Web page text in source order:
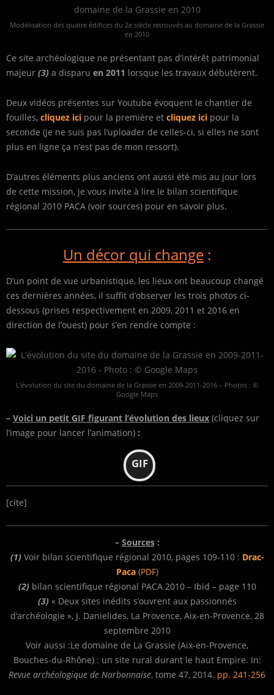
Modélisation des quatre édifices du 2e siècle retrouvés au domaine de la Grassie
en 2010
Ce site archéologique ne présentant pas d’intérêt patrimonial
majeur (3) a disparu en 2011 lorsque les travaux débutèrent.
Deux vidéos présentes sur Youtube évoquent le chantier de
fouilles, cliquez ici pour la première et cliquez ici pour la
seconde (je ne suis pas l’uploader de celles-ci, si elles ne sont
plus en ligne ça n’est pas de mon ressort).
D’autres éléments plus anciens ont aussi été mis au jour lors
de cette mission, je vous invite à lire le bilan scientifique
régional 2010 PACA (voir sources) pour en savoir plus.
Un décor qui change :
D’un point de vue urbanistique, les lieux ont beaucoup changé
ces dernières années, il suffit d’observer les trois photos ci-
dessous (prises respectivement en 2009, 2011 et 2016 en
direction de l’ouest) pour s’en rendre compte :
L’évolution du site du domaine de la Grassie en 2009-2011-2016 – Photos : ©
Google Maps
– Voici un petit GIF figurant l’évolution des lieux (cliquez sur
l’image pour lancer l’animation) :
GIF
[cite]
– Sources:
(1) Voir bilan scientifique régional 2010, pages 109-110 : Drac-
Paca(PDF)
(2) bilan scientifique régional PACA 2010 – Ibid – page 110
(3) « Deux sites inédits s’ouvrent aux passionnés
d’archéologie », J. Danielides, La Provence, Aix-en-Provence, 28
septembre 2010
Voir aussi :Le domaine de La Grassie (Aix-en-Provence,
Bouches-du-Rhône) : un site rural durant le haut Empire. In:
Revue archéologique de Narbonnaise, tome 47, 2014. pp. 241-256